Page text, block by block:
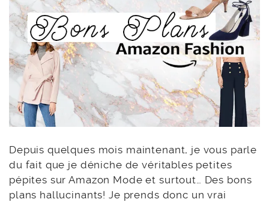
Depuis quelques mois maintenant, je vous parle
du fait que je déniche de véritables petites
pépites sur Amazon Mode et surtout… Des bons
plans hallucinants! Je prends donc un vrai